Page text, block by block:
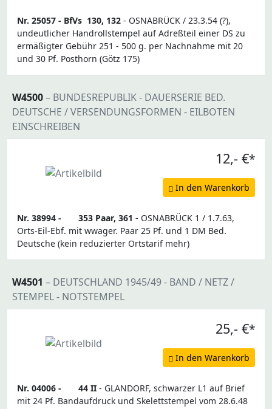
Nr. 25057 - BfVs 130, 132 - OSNABRÜCK / 23.3.54 (?),
undeutlicher Handrollstempel auf Adreßteil einer DS zu
ermäßigter Gebühr 251 - 500 g. per Nachnahme mit 20
und 30 Pf. Posthorn (Götz 175)
W4500– BUNDESREPUBLIK - DAUERSERIE BED.
DEUTSCHE / VERSENDUNGSFORMEN - EILBOTEN
EINSCHREIBEN
12,- €*
In den Warenkorb
Nr. 38994 - 353 Paar, 361 - OSNABRÜCK 1 / 1.7.63,
Orts-Eil-Ebf. mit wwager. Paar 25 Pf. und 1 DM Bed.
Deutsche (kein reduzierter Ortstarif mehr)
W4501 – DEUTSCHLAND 1945/49 - BAND / NETZ /
STEMPEL - NOTSTEMPEL
25,- €*
In den Warenkorb
Nr. 04006 - 44 II - GLANDORF, schwarzer L1 auf Brief
mit 24 Pf. Bandaufdruck und Skelettstempel vom 28.6.48